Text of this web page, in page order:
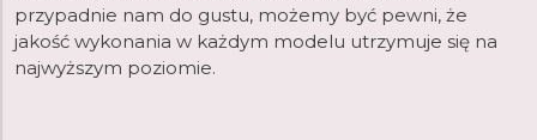
przypadnie nam do gustu, możemy być pewni, że
jakość wykonania w każdym modelu utrzymuje się na
najwyższym poziomie.